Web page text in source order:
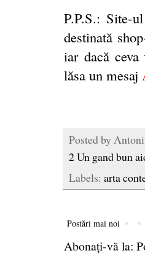
P.P.S.: Site-
destinată
iar dacă
lăsa un mesaj
Posted by
2 Un gand bun
Labels: arta
Postări mai noi
Abonați-vă la: